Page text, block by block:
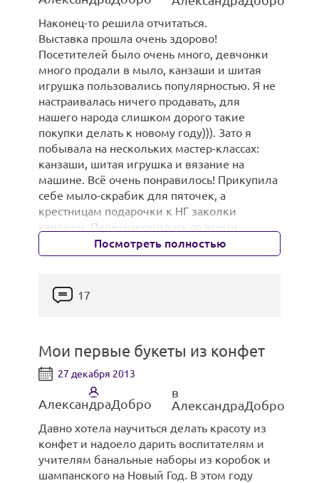
"Фотограф Джейд Билл запустила
провокационный проект, призванный
изменить понятие о женской красоте.
В начале прошлого года Джейд Билл,
руки своего месячного младенца и сделала
На снимках она увидела незнакомое тело —
округлости, которых не было до
беременности, растяжки и складки.
Увиденное ей не очень понравилось.
Однако она все же опубликовала фото в
своем блоге, желая показать ту сторону
материнства, которую обычно обходят
вниманием. СМИ переполнены
изображениями женских тел. Но не таких.
Наконец-то решила отчитаться.
Выставка прошла очень здорово!
Посетителей было очень много, девчонки
много продали в мыло, канзаши и шитая
игрушка пользовались популярностью. Я не
настраивалась ничего продавать, для
нашего народа слишком дорого такие
покупки делать к новому году))). Зато я
побывала на нескольких мастер-классах:
канзаши, шитая игрушка и вязание на
машине. Всё очень понравилось! Прикупила
себе мыло-скрабик для пяточек, а
крестницам подарочки к НГ заколки
канзаши. Перезнакомилась со всеми
мастерицами, пообщалась и получила массу
удовольствия. Особенно произвели
из чулок - они просто нечто!
Фото в комментариях.
Посмотреть полностью
17
Мои первые букеты из конфет
27 декабря 2013
АлександраДобро
в
АлександраДобро
Давно хотела научиться делать красоту из
конфет и надоело дарить воспитателям и
учителям банальные наборы из коробок и
шампанского на Новый Год. В этом году